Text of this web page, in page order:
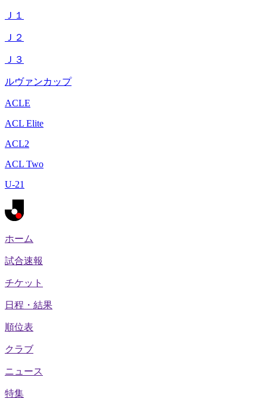
Ｊ１
Ｊ２
Ｊ３
ルヴァンカップ
ACLE
ACL Elite
ACL2
ACL Two
U-21
ホーム
試合速報
チケット
日程・結果
順位表
クラブ
ニュース
特集